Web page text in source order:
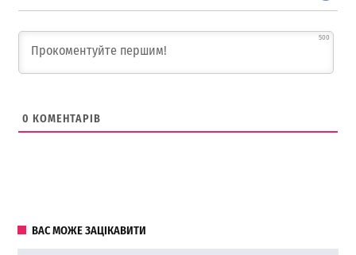
500
0 КОМЕНТАРІВ
ВАС МОЖЕ ЗАЦІКАВИТИ